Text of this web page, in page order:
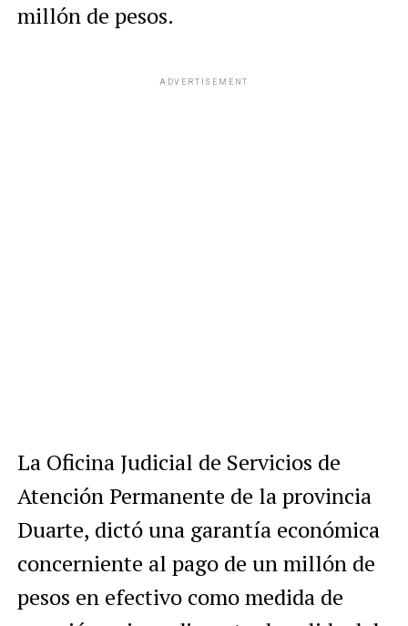
millón de pesos.
ADVERTISEMENT
La Oficina Judicial de Servicios de
Atención Permanente de la provincia
Duarte, dictó una garantía económica
concerniente al pago de un millón de
pesos en efectivo como medida de